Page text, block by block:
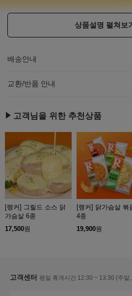
상품설명 펼쳐보기
배송안내
교환/반품 안내
고객님을 위한 추천상품
[랭커] 그릴드 소스 닭
가슴살 6종
17,500원
[랭커] 닭가슴살 볶
4종
19,900원
고객센터 평일 휴게시간 12:30 ~ 13:30 (주말